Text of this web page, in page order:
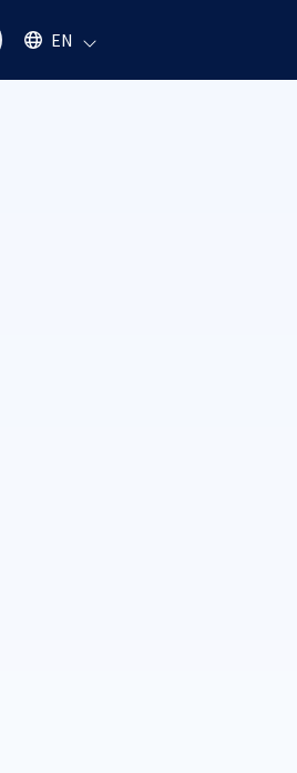
Select an available language
EN